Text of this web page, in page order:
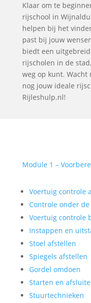
Klaar om te
rijschool in
helpen bij het
past bij jouw
biedt een
rijscholen in de
weg op kunt.
nog jouw ideale
Rijleshulp.nl!
Module 1 –
Voertuig controle
Controle onder
Voertuig controle
Instappen en
Stoel afstellen
Spiegels afstellen
Gordel omdoen
Starten en
Stuurtechnieken